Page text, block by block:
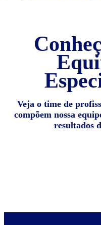
Veja o time de
compõem nossa
resultados